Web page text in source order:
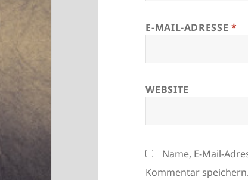
E-MAIL-ADRESSE *
WEBSITE
Name, E-Mail-
Kommentar speichern.